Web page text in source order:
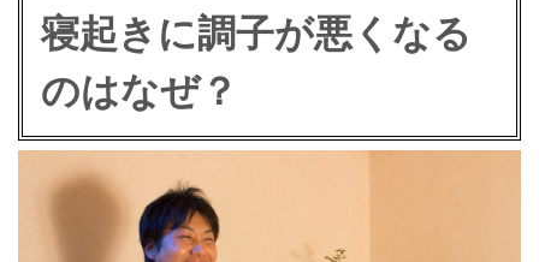
寝起きに調子が悪くなる
のはなぜ？